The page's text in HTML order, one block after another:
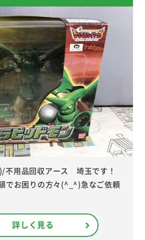
不用品回収アース 埼玉です！
でお困りの方々(^_^)急なご依頼
詳しく見る